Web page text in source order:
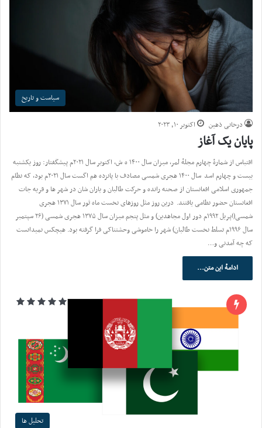
سیاست و تاریخ
درخانی ذهین اکتوبر ۱۰, ۲۰۲۳
پایان یک آغاز
اقتباس از شمارهٔ چهارم مجلهٔ لمر، میزان سال ۱۴۰۰ ه ش، اکتوبر سال ۲۰۲۱م پیشگفتار: روز یکشنبه
بیست و چهارم اسد سال ۱۴۰۰ هجری شمسی مصادف با پانزده هم اگست سال ۲۰۲۱م بود، که نظام
جمهوری اسلامی افغانستان از صحنه رانده و حرکت طالبان و یاران شان در شهر ها و قریه جات
افغانستان حضور نظامی یافتند. درین روز مثل روزهای نخست ماه ثور سال ۱۳۷۱ هجری
شمسی(اپریل ۱۹۹۲م دور اول مجاهدین) و مثل پنجم میزان سال ۱۳۷۵ هجری شمسی (۲۶ سپتمبر
سال ۱۹۹۶م تسلط نخست طالبان) شهر را خاموشی وحشتناکی فرا گرفته بود. هیچکس نمیدانست
که چه آمدنی و…
ادامهٔ این متن...
تحلیل ها